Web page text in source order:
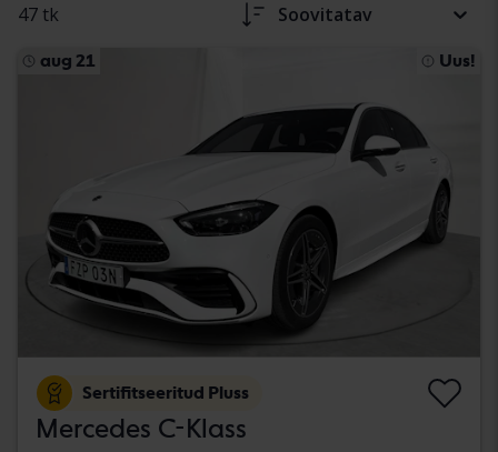
47 tk Soovitatav
aug 21 Uus!
Sertifitseeritud Pluss
Mercedes C-Klass